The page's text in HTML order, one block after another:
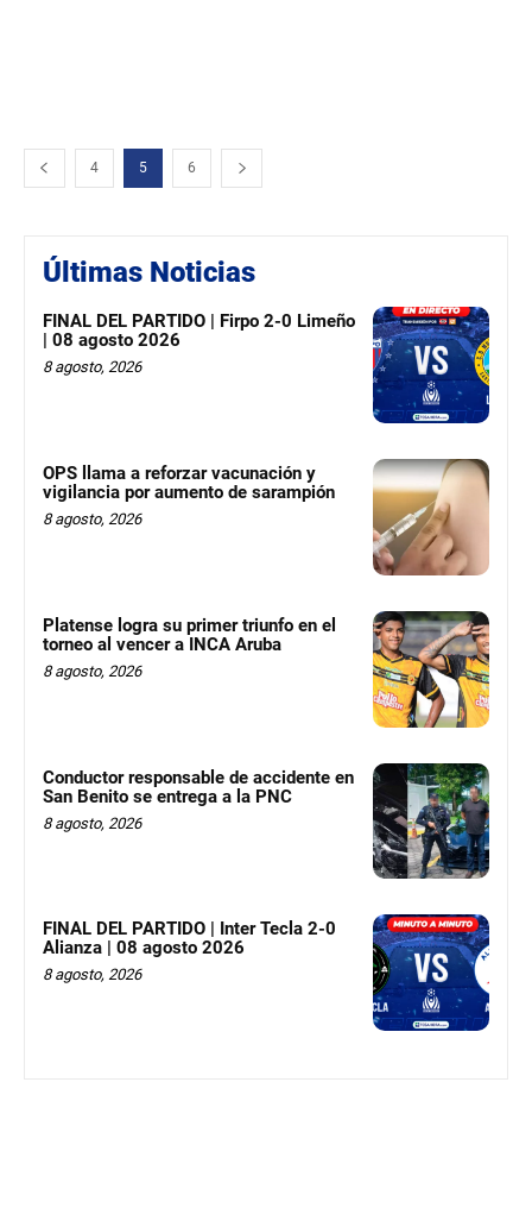
4 5 6
Últimas Noticias
FINAL DEL PARTIDO | Firpo 2-0 Limeño
| 08 agosto 2026
8 agosto, 2026
OPS llama a reforzar vacunación y
vigilancia por aumento de sarampión
8 agosto, 2026
Platense logra su primer triunfo en el
torneo al vencer a INCA Aruba
8 agosto, 2026
Conductor responsable de accidente en
San Benito se entrega a la PNC
8 agosto, 2026
FINAL DEL PARTIDO | Inter Tecla 2-0
Alianza | 08 agosto 2026
8 agosto, 2026